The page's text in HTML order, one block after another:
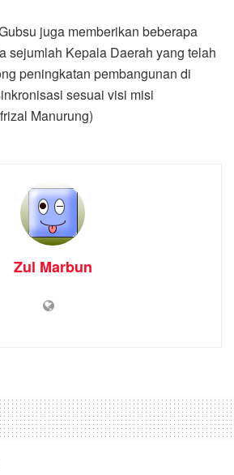
juga memberikan beberapa
sejumlah Kepala Daerah yang telah
peningkatan pembangunan di
sesuai visi misi
Manurung)
Zul Marbun